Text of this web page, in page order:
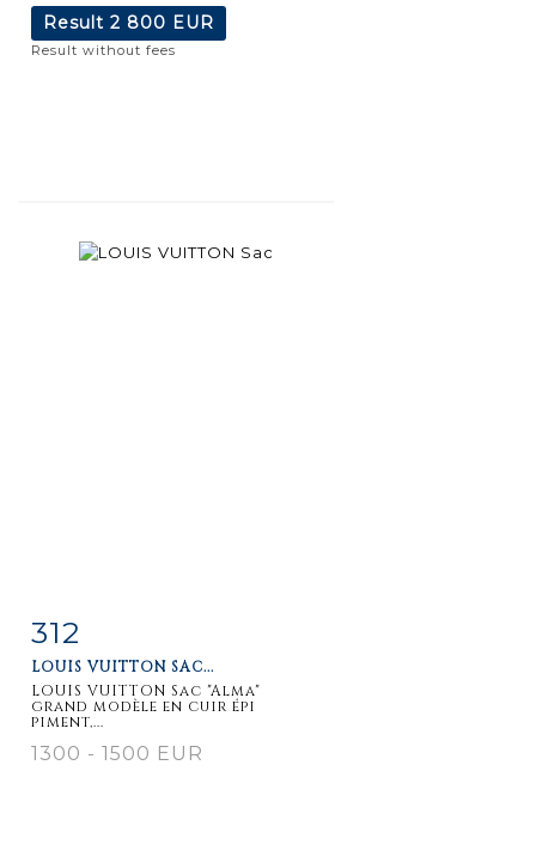
Result 2 800 EUR
Result without fees
Item detail
312
LOUIS VUITTON SAC...
LOUIS VUITTON Sac "Alma"
grand modèle en cuir épi
piment,...
1300 - 1500 EUR